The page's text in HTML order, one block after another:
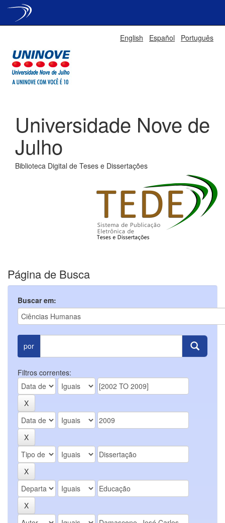
English Español Português
Universidade Nove de
Julho
Biblioteca Digital de Teses e Dissertações
Página de Busca
Buscar em:
por
Filtros correntes: